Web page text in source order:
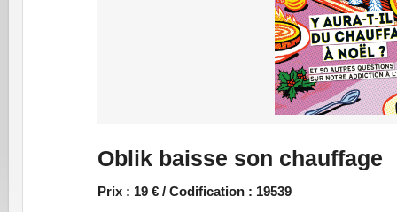
Oblik baisse son chauffage
Prix : 19 € / Codification : 19539